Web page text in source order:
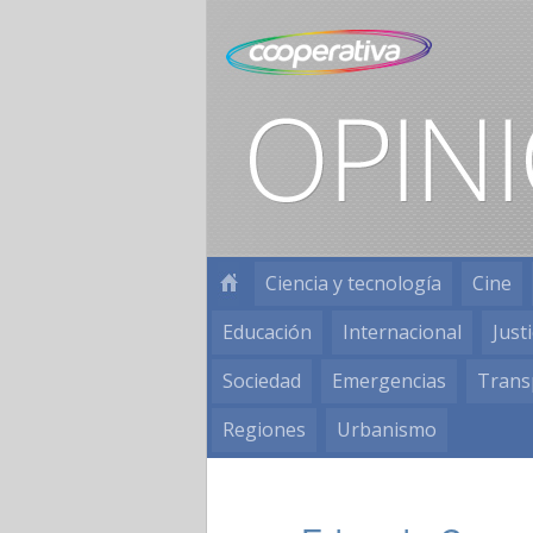
Ciencia y tecnología
Cine
Educación
Internacional
Sociedad
Emergencias
Regiones
Urbanismo